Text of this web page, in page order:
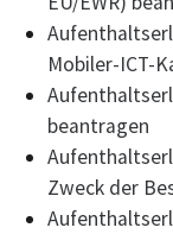
Mobiler-ICT-
beantragen
Zweck der